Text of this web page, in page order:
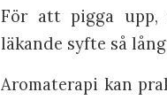
För att pigga upp,
läkande syfte så
Aromaterapi kan